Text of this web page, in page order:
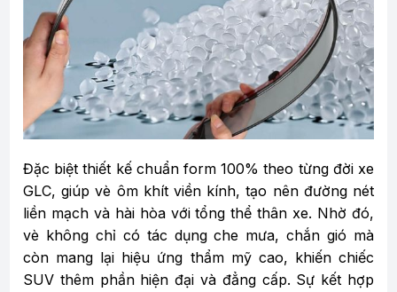
Đặc biệt thiết kế chuẩn form 100% theo từng đời xe
GLC, giúp vè ôm khít viền kính, tạo nên đường nét
liền mạch và hài hòa với tổng thể thân xe. Nhờ đó,
vè không chỉ có tác dụng che mưa, chắn gió mà
còn mang lại hiệu ứng thẩm mỹ cao, khiến chiếc
SUV thêm phần hiện đại và đẳng cấp. Sự kết hợp